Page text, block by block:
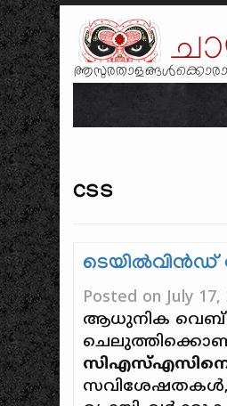
css
Posted on July 17,
ആധുനിക വെബ്
സവിശേഷതകൾ,